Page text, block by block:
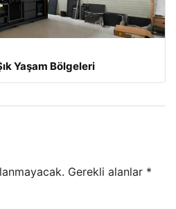
Yaşam Bölgeleri
Gerekli alanlar *